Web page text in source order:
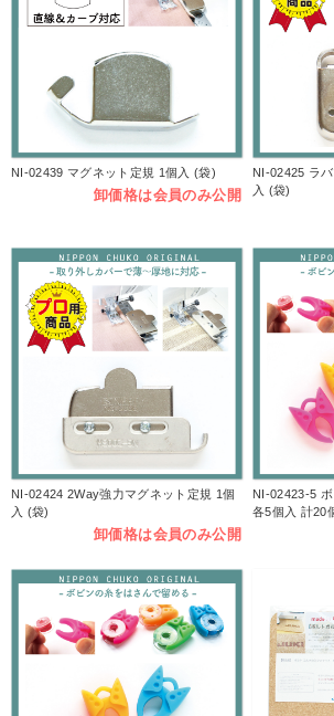
NI-02439 マグネット定規 1個入 (袋)
卸価格は会員のみ公開
NI-02425 ラ
入 (袋)
NI-02424 2Way強力マグネット定規 1個
入 (袋)
卸価格は会員のみ公開
NI-02423-5
各5個入 計20